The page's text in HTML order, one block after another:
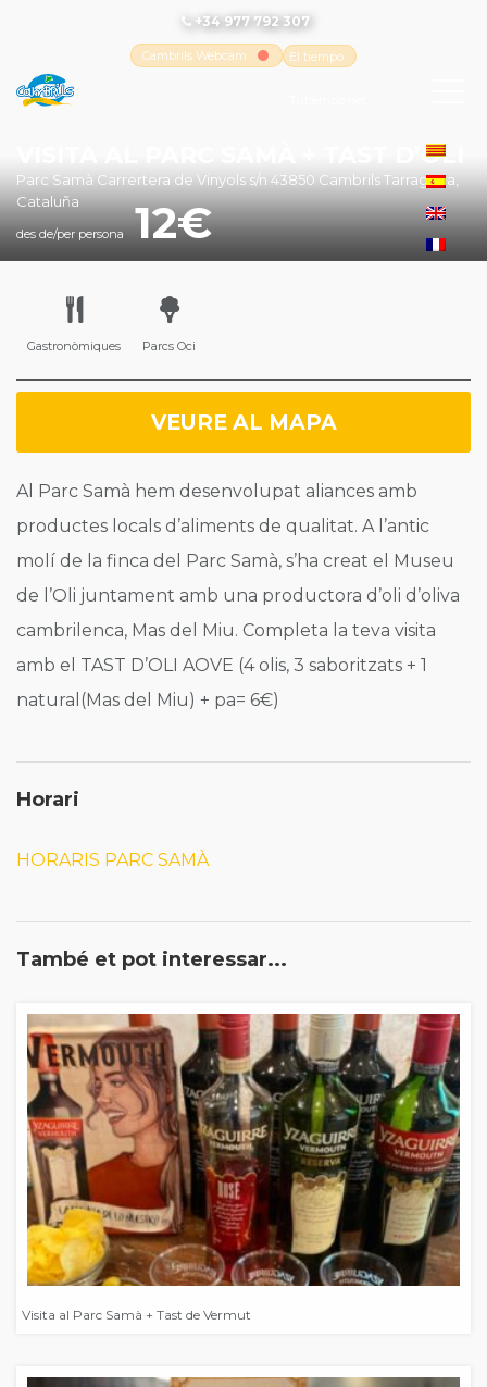
+34 977 792 307
Cambrils Webcam
El tiempo
VISITA AL PARC SAMÀ + TAST D’OLI
Parc Samà Carrertera de Vinyols s/n 43850 Cambrils Tarragona,
Cataluña
des de/per persona 12
Gastronòmiques Parcs Oci
VEURE AL MAPA
Al Parc Samà hem desenvolupat aliances amb
productes locals d’aliments de qualitat. A l’antic
molí de la finca del Parc Samà, s’ha creat el Museu
de l’Oli juntament amb una productora d’oli d’oliva
cambrilenca, Mas del Miu. Completa la teva visita
amb el TAST D’OLI AOVE (4 olis, 3 saboritzats + 1
natural(Mas del Miu) + pa= 6€)
Horari
HORARIS PARC SAMÀ
També et pot interessar...
Visita al Parc Samà + Tast de Vermut